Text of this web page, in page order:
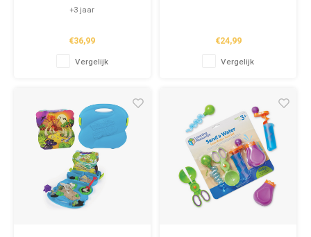
Motor Sorting Set
+3 jaar
€36,99
Vergelijk
€24,99
Vergelijk